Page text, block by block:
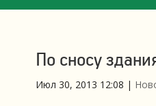
По сносу
Июл 30, 2013 12:08 |